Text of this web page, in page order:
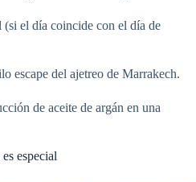
el día coincide con el día de
escape del ajetreo de Marrakech.
de aceite de argán en una
especial